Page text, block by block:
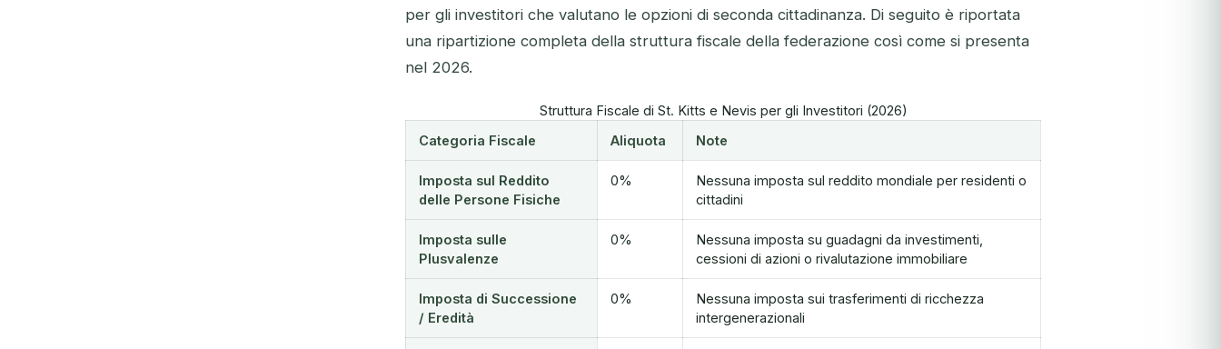
per gli investitori che valutano le opzioni di seconda cittadinanza. Di seguito è riportata
una ripartizione completa della struttura fiscale della federazione così come si presenta
nel 2026.
Struttura Fiscale di St. Kitts e Nevis per gli Investitori (2026)
Categoria Fiscale
Aliquota Note
Imposta sul Reddito
delle Persone Fisiche
0%
Nessuna imposta sul reddito mondiale per residenti o
cittadini
Imposta sulle
Plusvalenze
0%
Nessuna imposta su guadagni da investimenti,
cessioni di azioni o rivalutazione immobiliare
Imposta di Successione
/ Eredità
0%
Nessuna imposta sui trasferimenti di ricchezza
intergenerazionali